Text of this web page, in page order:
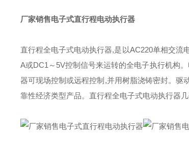
厂家销售电子式直行程电动执行器
直行程全电子式电动执行器,是以AC220单相交流
A或DC1～5V控制信号来运转的全电子执行机构
器可现场控制或远程控制,并用树脂浇铸密封。驱
靠性经济类型产品。直行程全电子式电动执行器